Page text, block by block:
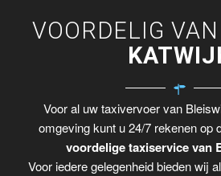
VOORDELIG
Voor al uw taxivervoer van
omgeving kunt u 24/7 rekenen op
voordelige taxiservice van
Voor iedere gelegenheid bieden wij